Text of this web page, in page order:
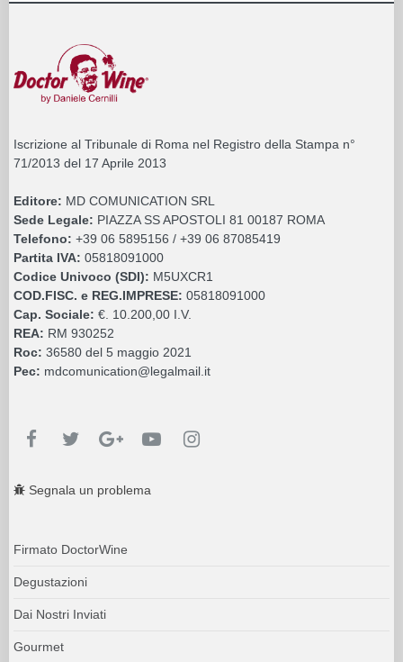
Iscrizione al Tribunale di Roma nel Registro della Stampa n°
71/2013 del 17 Aprile 2013
Editore: MD COMUNICATION SRL
Sede Legale: PIAZZA SS APOSTOLI 81 00187 ROMA
Telefono: +39 06 5895156 / +39 06 87085419
Partita IVA: 05818091000
Codice Univoco (SDI): M5UXCR1
COD.FISC. e REG.IMPRESE: 05818091000
Cap. Sociale: €. 10.200,00 I.V.
REA: RM 930252
Roc: 36580 del 5 maggio 2021
Pec: mdcomunication@legalmail.it
Segnala un problema
Firmato DoctorWine
Degustazioni
Dai Nostri Inviati
Gourmet